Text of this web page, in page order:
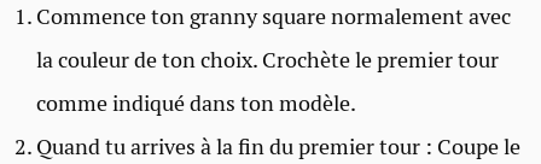
Commence ton granny square normalement avec
la couleur de ton choix. Crochète le premier tour
comme indiqué dans ton modèle.
Quand tu arrives à la fin du premier tour : Coupe le